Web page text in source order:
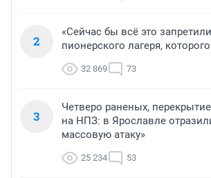
2
«Сейчас бы всё это
пионерского лагеря,
32 869 73
3
Четверо раненых,
на НПЗ: в Ярославле
массовую атаку»
25 234 53